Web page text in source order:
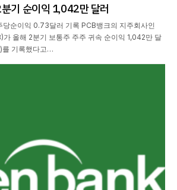
기 순이익 1,042만 달러
당순이익 0.73달러 기록 PCB뱅크의 지주회사인
가 올해 2분기 보통주 주주 귀속 순이익 1,042만 달
를 기록했다고…